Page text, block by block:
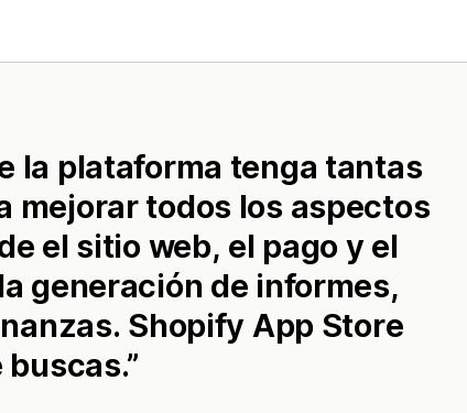
la plataforma tenga tantas
mejorar todos los aspectos
el sitio web, el pago y el
generación de informes,
Shopify App Store
buscas.